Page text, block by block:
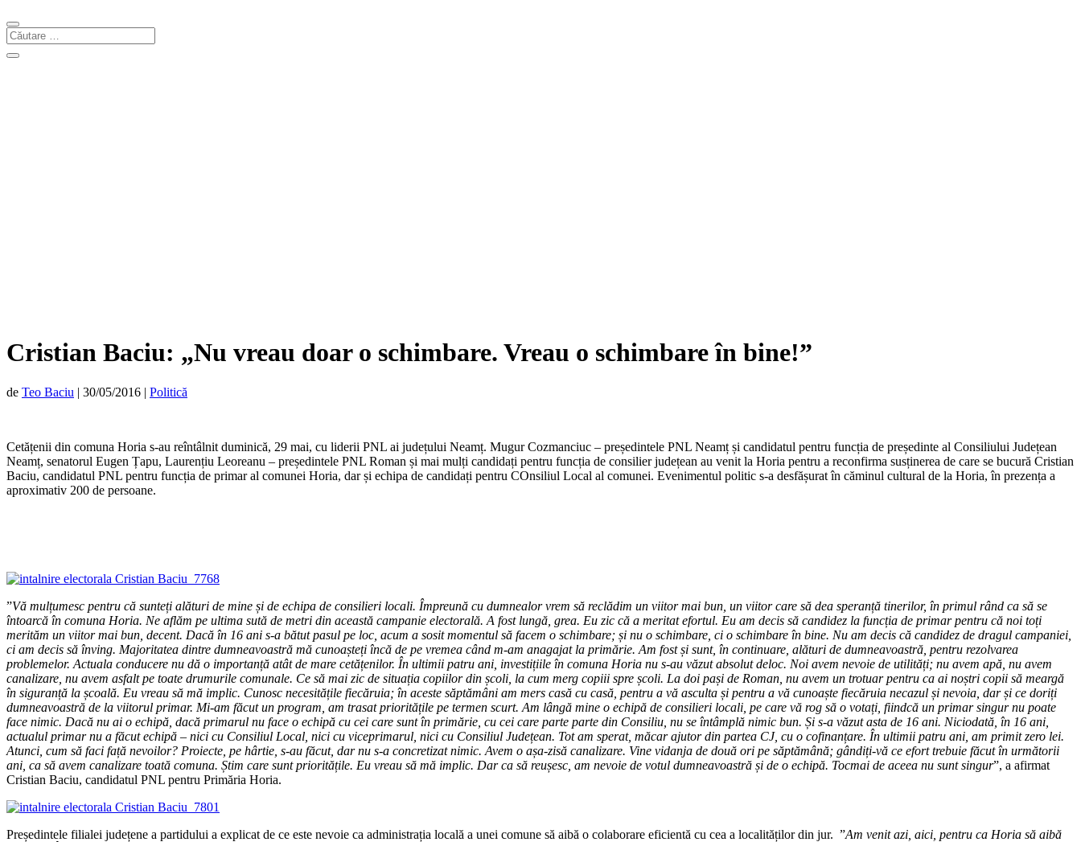
Cristian Baciu: „Nu vreau doar o schimbare. Vreau o schimbare în bine!”
de Teo Baciu | 30/05/2016 | Politică
Cetățenii din comuna Horia s-au reîntâlnit duminică, 29 mai, cu liderii PNL ai județului Neamț. Mugur Cozmanciuc – președintele PNL Neamț și candidatul pentru funcția de președinte al Consiliului Județean
Neamț, senatorul Eugen Țapu, Laurențiu Leoreanu – președintele PNL Roman și mai mulți candidați pentru funcția de consilier județean au venit la Horia pentru a reconfirma susținerea de care se bucură Cristian
Baciu, candidatul PNL pentru funcția de primar al comunei Horia, dar și echipa de candidați pentru COnsiliul Local al comunei. Evenimentul politic s-a desfășurat în căminul cultural de la Horia, în prezența a
aproximativ 200 de persoane.
”Vă mulțumesc pentru că sunteți alături de mine și de echipa de consilieri locali. Împreună cu dumnealor vrem să reclădim un viitor mai bun, un viitor care să dea speranță tinerilor, în primul rând ca să se
întoarcă în comuna Horia. Ne aflăm pe ultima sută de metri din această campanie electorală. A fost lungă, grea. Eu zic că a meritat efortul. Eu am decis să candidez la funcția de primar pentru că noi toți
merităm un viitor mai bun, decent. Dacă în 16 ani s-a bătut pasul pe loc, acum a sosit momentul să facem o schimbare; și nu o schimbare, ci o schimbare în bine. Nu am decis că candidez de dragul campaniei,
ci am decis să înving. Majoritatea dintre dumneavoastră mă cunoașteți încă de pe vremea când m-am anagajat la primărie. Am fost și sunt, în continuare, alături de dumneavoastră, pentru rezolvarea
problemelor. Actuala conducere nu dă o importanță atât de mare cetățenilor. În ultimii patru ani, investițiile în comuna Horia nu s-au văzut absolut deloc. Noi avem nevoie de utilități; nu avem apă, nu avem
canalizare, nu avem asfalt pe toate drumurile comunale. Ce să mai zic de situația copiilor din școli, la cum merg copiii spre școli. La doi pași de Roman, nu avem un trotuar pentru ca ai noștri copii să meargă
în siguranță la școală. Eu vreau să mă implic. Cunosc necesitățile fiecăruia; în aceste săptămâni am mers casă cu casă, pentru a vă asculta și pentru a vă cunoaște fiecăruia necazul și nevoia, dar și ce doriți
dumneavoastră de la viitorul primar. Mi-am făcut un program, am trasat prioritățile pe termen scurt. Am lângă mine o echipă de consilieri locali, pe care vă rog să o votați, fiindcă un primar singur nu poate
face nimic. Dacă nu ai o echipă, dacă primarul nu face o echipă cu cei care sunt în primărie, cu cei care parte parte din Consiliu, nu se întâmplă nimic bun. Și s-a văzut asta de 16 ani. Niciodată, în 16 ani,
actualul primar nu a făcut echipă – nici cu Consiliul Local, nici cu viceprimarul, nici cu Consiliul Județean. Tot am sperat, măcar ajutor din partea CJ, cu o cofinanțare. În ultimii patru ani, am primit zero lei.
Atunci, cum să faci față nevoilor? Proiecte, pe hârtie, s-au făcut, dar nu s-a concretizat nimic. Avem o așa-zisă canalizare. Vine vidanja de două ori pe săptămână; gândiți-vă ce efort trebuie făcut în următorii
ani, ca să avem canalizare toată comuna. Știm care sunt prioritățile. Eu vreau să mă implic. Dar ca să reușesc, am nevoie de votul dumneavoastră și de o echipă. Tocmai de aceea nu sunt singur”, a afirmat
Cristian Baciu, candidatul PNL pentru Primăria Horia.
Președintele filialei județene a partidului a explicat de ce este nevoie ca administrația locală a unei comune să aibă o colaborare eficientă cu cea a localităților din jur. ”Am venit azi, aici, pentru ca Horia să aibă